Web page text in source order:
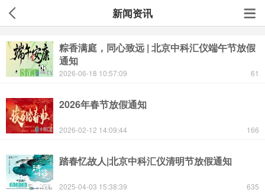
新闻资讯
粽香满庭，同心致远 | 北京中科汇仪端午节放假
通知
61
2026-06-18 10:57:09
2026年春节放假通知
166
2026-02-12 14:09:44
踏春忆故人|北京中科汇仪清明节放假通知
635
2025-04-03 15:38:39